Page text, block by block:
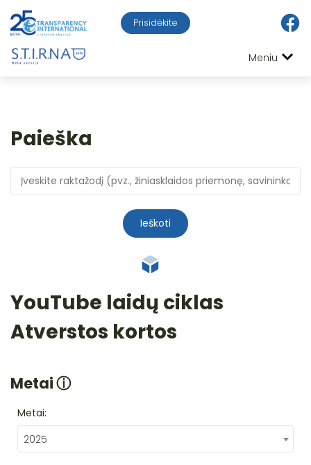
Prisidėkite
Meniu
Paieška
Ieškoti
YouTube laidų ciklas
Atverstos kortos
Metaiⓘ
Metai:
2025